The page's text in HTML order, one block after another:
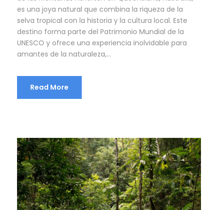
es una joya natural que combina la riqueza de la
selva tropical con la historia y la cultura local. Este
destino forma parte del Patrimonio Mundial de la
UNESCO y ofrece una experiencia inolvidable para
amantes de la naturaleza,...
Read More